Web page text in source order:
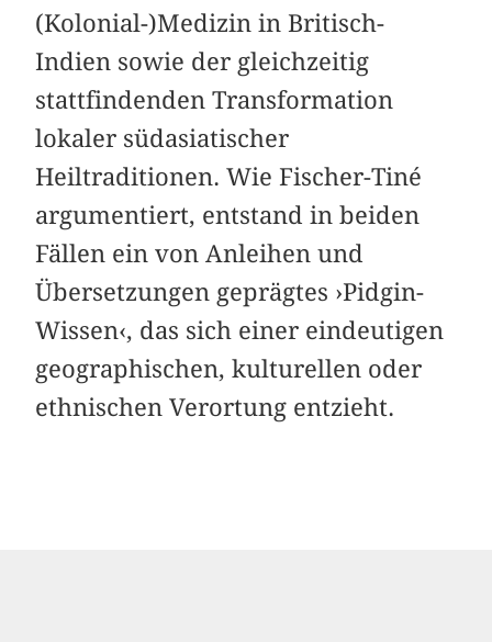
(Kolonial-)Medizin in Britisch-
Indien sowie der gleichzeitig
stattfindenden Transformation
lokaler südasiatischer
Heiltraditionen. Wie Fischer-Tiné
argumentiert, entstand in beiden
Fällen ein von Anleihen und
Übersetzungen geprägtes ›Pidgin-
Wissen‹, das sich einer eindeutigen
geographischen, kulturellen oder
ethnischen Verortung entzieht.